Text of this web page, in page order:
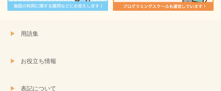
用語集
お役立ち情報
表記について